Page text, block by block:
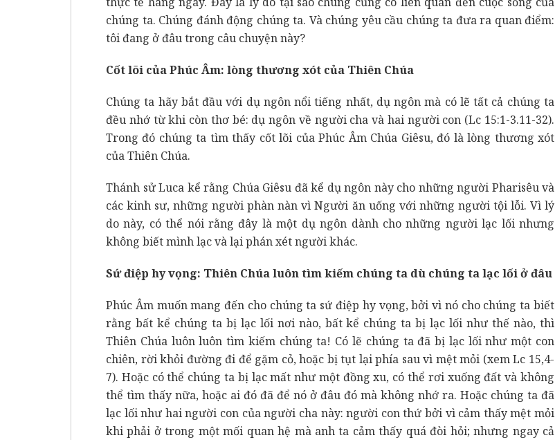
chúng ta. Chúng đánh động chúng ta. Và chúng yêu cầu chúng ta đưa ra quan điểm:
tôi đang ở đâu trong câu chuyện này?
Cốt lõi của Phúc Âm: lòng thương xót của Thiên Chúa
Chúng ta hãy bắt đầu với dụ ngôn nổi tiếng nhất, dụ ngôn mà có lẽ tất cả chúng ta
đều nhớ từ khi còn thơ bé: dụ ngôn về người cha và hai người con (Lc 15:1-3.11-32).
Trong đó chúng ta tìm thấy cốt lõi của Phúc Âm Chúa Giêsu, đó là lòng thương xót
của Thiên Chúa.
Thánh sử Luca kể rằng Chúa Giêsu đã kể dụ ngôn này cho những người Pharisêu và
các kinh sư, những người phàn nàn vì Người ăn uống với những người tội lỗi. Vì lý
do này, có thể nói rằng đây là một dụ ngôn dành cho những người lạc lối nhưng
không biết mình lạc và lại phán xét người khác.
Sứ điệp hy vọng: Thiên Chúa luôn tìm kiếm chúng ta dù chúng ta lạc lối ở đâu
Phúc Âm muốn mang đến cho chúng ta sứ điệp hy vọng, bởi vì nó cho chúng ta biết
rằng bất kể chúng ta bị lạc lối nơi nào, bất kể chúng ta bị lạc lối như thế nào, thì
Thiên Chúa luôn luôn tìm kiếm chúng ta! Có lẽ chúng ta đã bị lạc lối như một con
chiên, rời khỏi đường đi để gặm cỏ, hoặc bị tụt lại phía sau vì mệt mỏi (xem Lc 15,4-
7). Hoặc có thể chúng ta bị lạc mất như một đồng xu, có thể rơi xuống đất và không
thể tìm thấy nữa, hoặc ai đó đã để nó ở đâu đó mà không nhớ ra. Hoặc chúng ta đã
lạc lối như hai người con của người cha này: người con thứ bởi vì cảm thấy mệt mỏi
khi phải ở trong một mối quan hệ mà anh ta cảm thấy quá đòi hỏi; nhưng ngay cả